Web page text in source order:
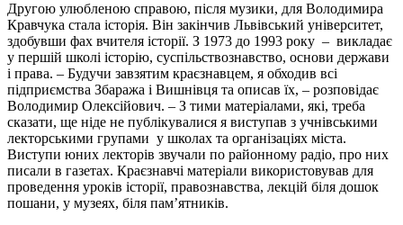
Другою улюбленою справою, після музики, для Володимира
Кравчука стала історія. Він закінчив Львівський університет,
здобувши фах вчителя історії. З 1973 до 1993 року – викладає
у першій школі історію, суспільствознавство, основи держави
і права. – Будучи завзятим краєзнавцем, я обходив всі
підприємства Збаража і Вишнівця та описав їх, – розповідає
Володимир Олексійович. – З тими матеріалами, які, треба
сказати, ще ніде не публікувалися я виступав з учнівськими
лекторськими групами у школах та організаціях міста.
Виступи юних лекторів звучали по районному радіо, про них
писали в газетах. Краєзнавчі матеріали використовував для
проведення уроків історії, правознавства, лекцій біля дошок
пошани, у музеях, біля пам’ятників.